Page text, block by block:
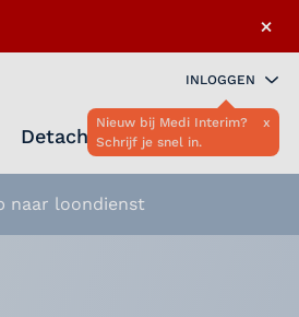
×
INLOGGEN
Nieuw bij Medi Interim?
Schrijf je snel in.
x
Detacheren Zoeken
naar loondienst